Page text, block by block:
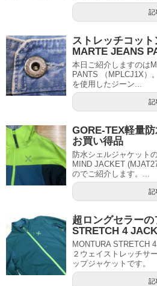
記
ストレッチコッ
MARTE JEANS
本日ご紹介しますのは
PANTS （MPLCJ1X）
を使用したジーン...
記
GORE-TEX軽量
お買い得品
防水シェルジャケット
MIND JACKET
のでご紹介します。...
記
超ロングセラー
STRETCH 4
MONTURA STRETCH
２ウェイストレッチサ
ップジャケットです。
記